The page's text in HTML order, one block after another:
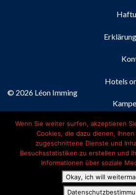
© 2026 Léon Imming
Hotels
Wenn Sie weiter surfen, akzeptieren
Cookies, die dazu dienen,
zugeschnittene Dienste und
Besuchsstatistiken zu erstellen und
Informationen über soziale
Okay, ich will